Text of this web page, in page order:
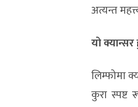
अत्यन्त
यो
लिम्फोमा
कुरा